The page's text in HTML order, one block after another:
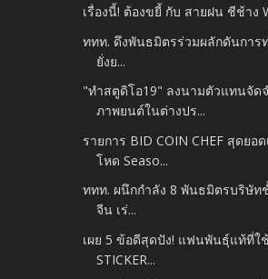
เรื่องนี้! ต้องขยี้ กับ สายฝน ชีช้าง
ททท. ดึงพันธมิตรร่วมผลักดันการท่
ยั่งย...
"ทำสตูดิโอ19" ลงนามตัวแทนจัด
ภาพยนต์ในต่างปร...
รายการ BID COIN CHEF สุดยอ
โหด Seaso...
ททท. ผนึกกำลัง 8 พันธมิตรบริษั
จีน เร่...
เผย 5 ข้อดีสุดปัง! แฟนพันธุ์แท้ที่ใ
STICKER...